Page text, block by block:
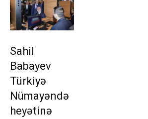
Sahil
Babayev
Türkiyə
Nümayəndə
heyətinə